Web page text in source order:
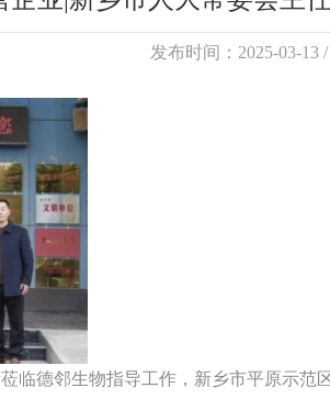
发布时间：2025-03-13
临德邻生物指导工作，新乡市平原示